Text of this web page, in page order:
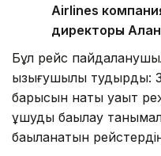
Airlines
директоры
Бұл рейс
қызығушылық
барысын нақты уақыт
ұшуды бақылау танымал
бақыланатын